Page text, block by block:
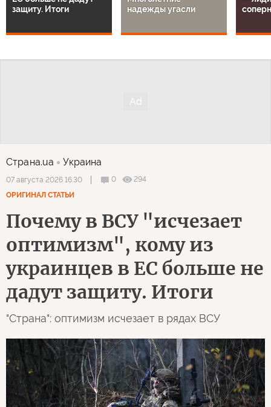
защиту. Итоги
надежды угасли
Страна.ua Украина
07 августа 2026 16:30 0
294
ОРИГИНАЛ СТАТЬИ
Почему в ВСУ "исчезает
оптимизм", кому из
украинцев в ЕС больше не
дадут защиту. Итоги
"Страна": оптимизм исчезает в рядах ВСУ